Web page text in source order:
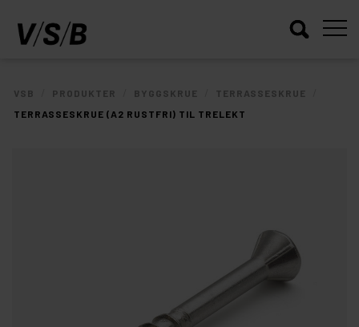
VSB PRODUKTER BYGGSKRUE TERRASSESKRUE
TERRASSESKRUE (A2 RUSTFRI) TIL TRELEKT